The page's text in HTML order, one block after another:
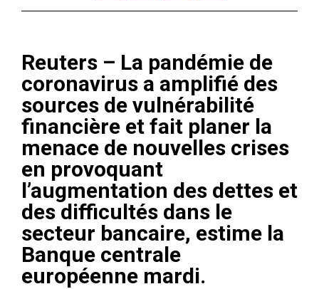
Reuters – La pandémie de
coronavirus a amplifié des
sources de vulnérabilité
financière et fait planer la
menace de nouvelles crises
en provoquant
l’augmentation des dettes et
des difficultés dans le
secteur bancaire, estime la
Banque centrale
européenne mardi.